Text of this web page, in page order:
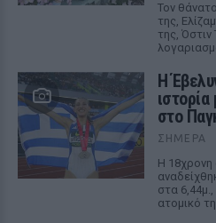
Τον
της,
της,
Η
στο
ΣΉΜΕΡΑ
Η 18χρονη
στα
ατομικό